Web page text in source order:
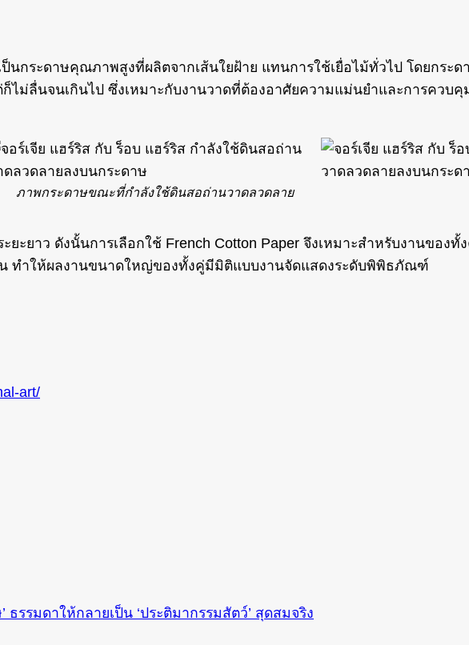
เป็นกระดาษคุณภาพสูงที่ผลิตจากเส้นใยฝ้าย แทนการใช้เยื่อไม้ทั่วไป โดยกระ
ไม่ลื่นจนเกินไป ซึ่งเหมาะกับงานวาดที่ต้องอาศัยความแม่นยำและการควบ
ภาพกระดาษขณะที่กำลังใช้ดินสอถ่านวาดลวดลาย
ยาว ดังนั้นการเลือกใช้ French Cotton Paper จึงเหมาะสำหรับงานของทั้
น ทำให้ผลงานขนาดใหญ่ของทั้งคู่มีมิติแบบงานจัดแสดงระดับพิพิธภัณฑ์
art/
รรมดาให้กลายเป็น ‘ประติมากรรมสัตว์’ สุดสมจริง